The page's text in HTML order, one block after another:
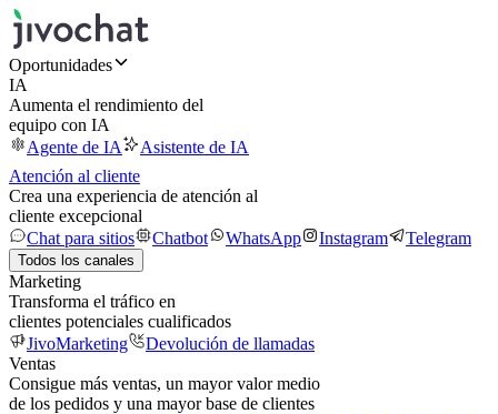
Oportunidades
IA
Aumenta el rendimiento del
equipo con IA
Agente de IA
Asistente de IA
Atención al cliente
Crea una experiencia de atención al
cliente excepcional
Chat para sitios
Chatbot WhatsApp Instagram Telegram
Todos los canales
Marketing
Transforma el tráfico en
clientes potenciales cualificados
JivoMarketing
Devolución de llamadas
Ventas
Consigue más ventas, un mayor valor medio
de los pedidos y una mayor base de clientes